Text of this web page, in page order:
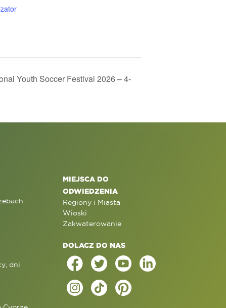
Youth Soccer Festival 2026 – 4-
dni
MIEJSCA DO
ODWIEDZENIA
Regiony i Miasta
Wioski
Zakwaterowanie
DOLACZ DO NAS